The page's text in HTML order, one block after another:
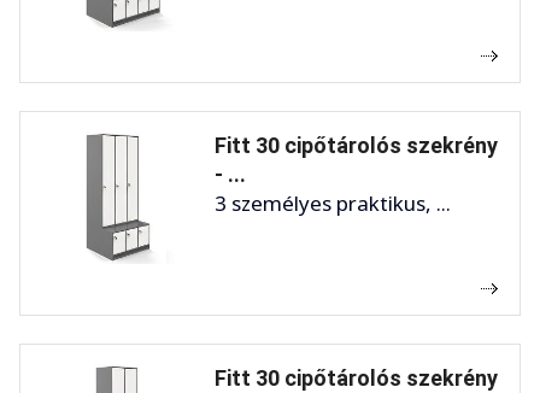
Fitt 30 cipőtárolós szekrény
- ...
3 személyes praktikus, ...
Fitt 30 cipőtárolós szekrény